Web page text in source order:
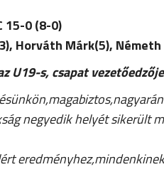
15-0 (8-0)
Horváth Márk(5),
U19-s, csapat
negyedik helyét sikerült